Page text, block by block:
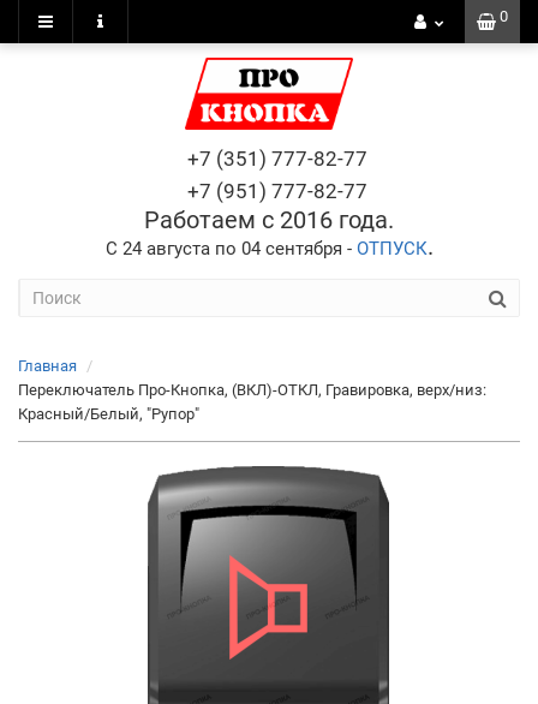
0
+7 (351) 777-82-77
+7 (951) 777-82-77
Работаем с 2016 года.
С 24 августа по 04 сентября - ОТПУСК.
Главная
Переключатель Про-Кнопка, (ВКЛ)-ОТКЛ, Гравировка, верх/низ:
Красный/Белый, "Рупор"